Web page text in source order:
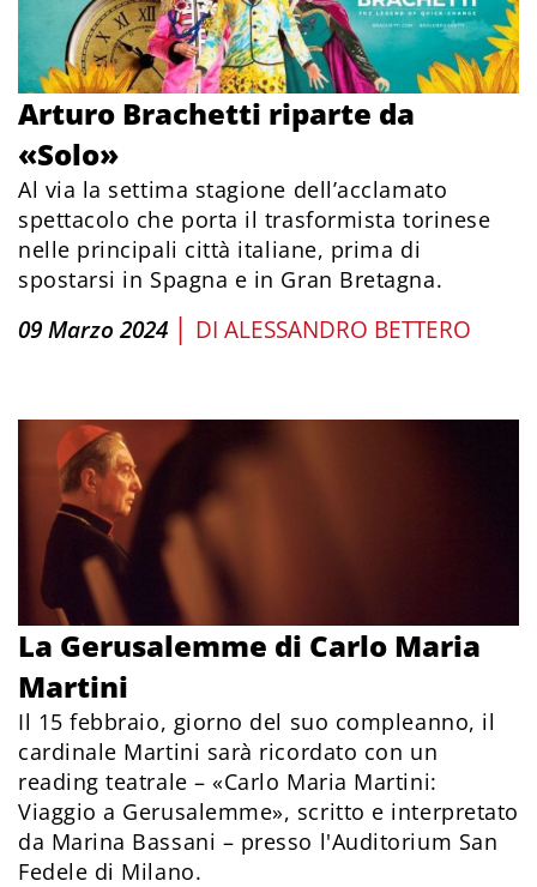
Arturo Brachetti riparte da
«Solo»
Al via la settima stagione dell’acclamato
spettacolo che porta il trasformista torinese
nelle principali città italiane, prima di
spostarsi in Spagna e in Gran Bretagna.
09 Marzo 2024 | DI ALESSANDRO BETTERO
La Gerusalemme di Carlo Maria
Martini
Il 15 febbraio, giorno del suo compleanno, il
cardinale Martini sarà ricordato con un
reading teatrale – «Carlo Maria Martini:
Viaggio a Gerusalemme», scritto e interpretato
da Marina Bassani – presso l'Auditorium San
Fedele di Milano.